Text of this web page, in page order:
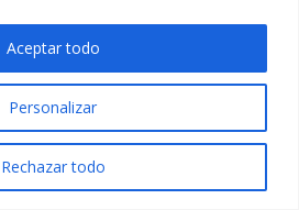
Personalizar
Rechazar todo
Aceptar todo